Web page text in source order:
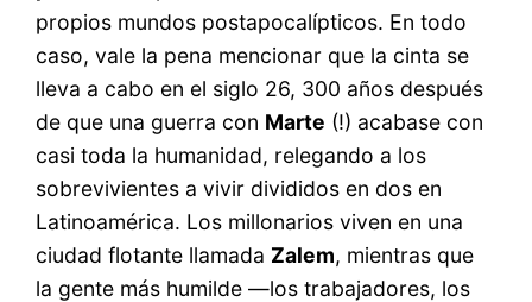
propios mundos postapocalípticos. En todo
caso, vale la pena mencionar que la cinta se
lleva a cabo en el siglo 26, 300 años después
de que una guerra con Marte (!) acabase con
casi toda la humanidad, relegando a los
sobrevivientes a vivir divididos en dos en
Latinoamérica. Los millonarios viven en una
ciudad flotante llamada Zalem, mientras que
la gente más humilde —los trabajadores, los